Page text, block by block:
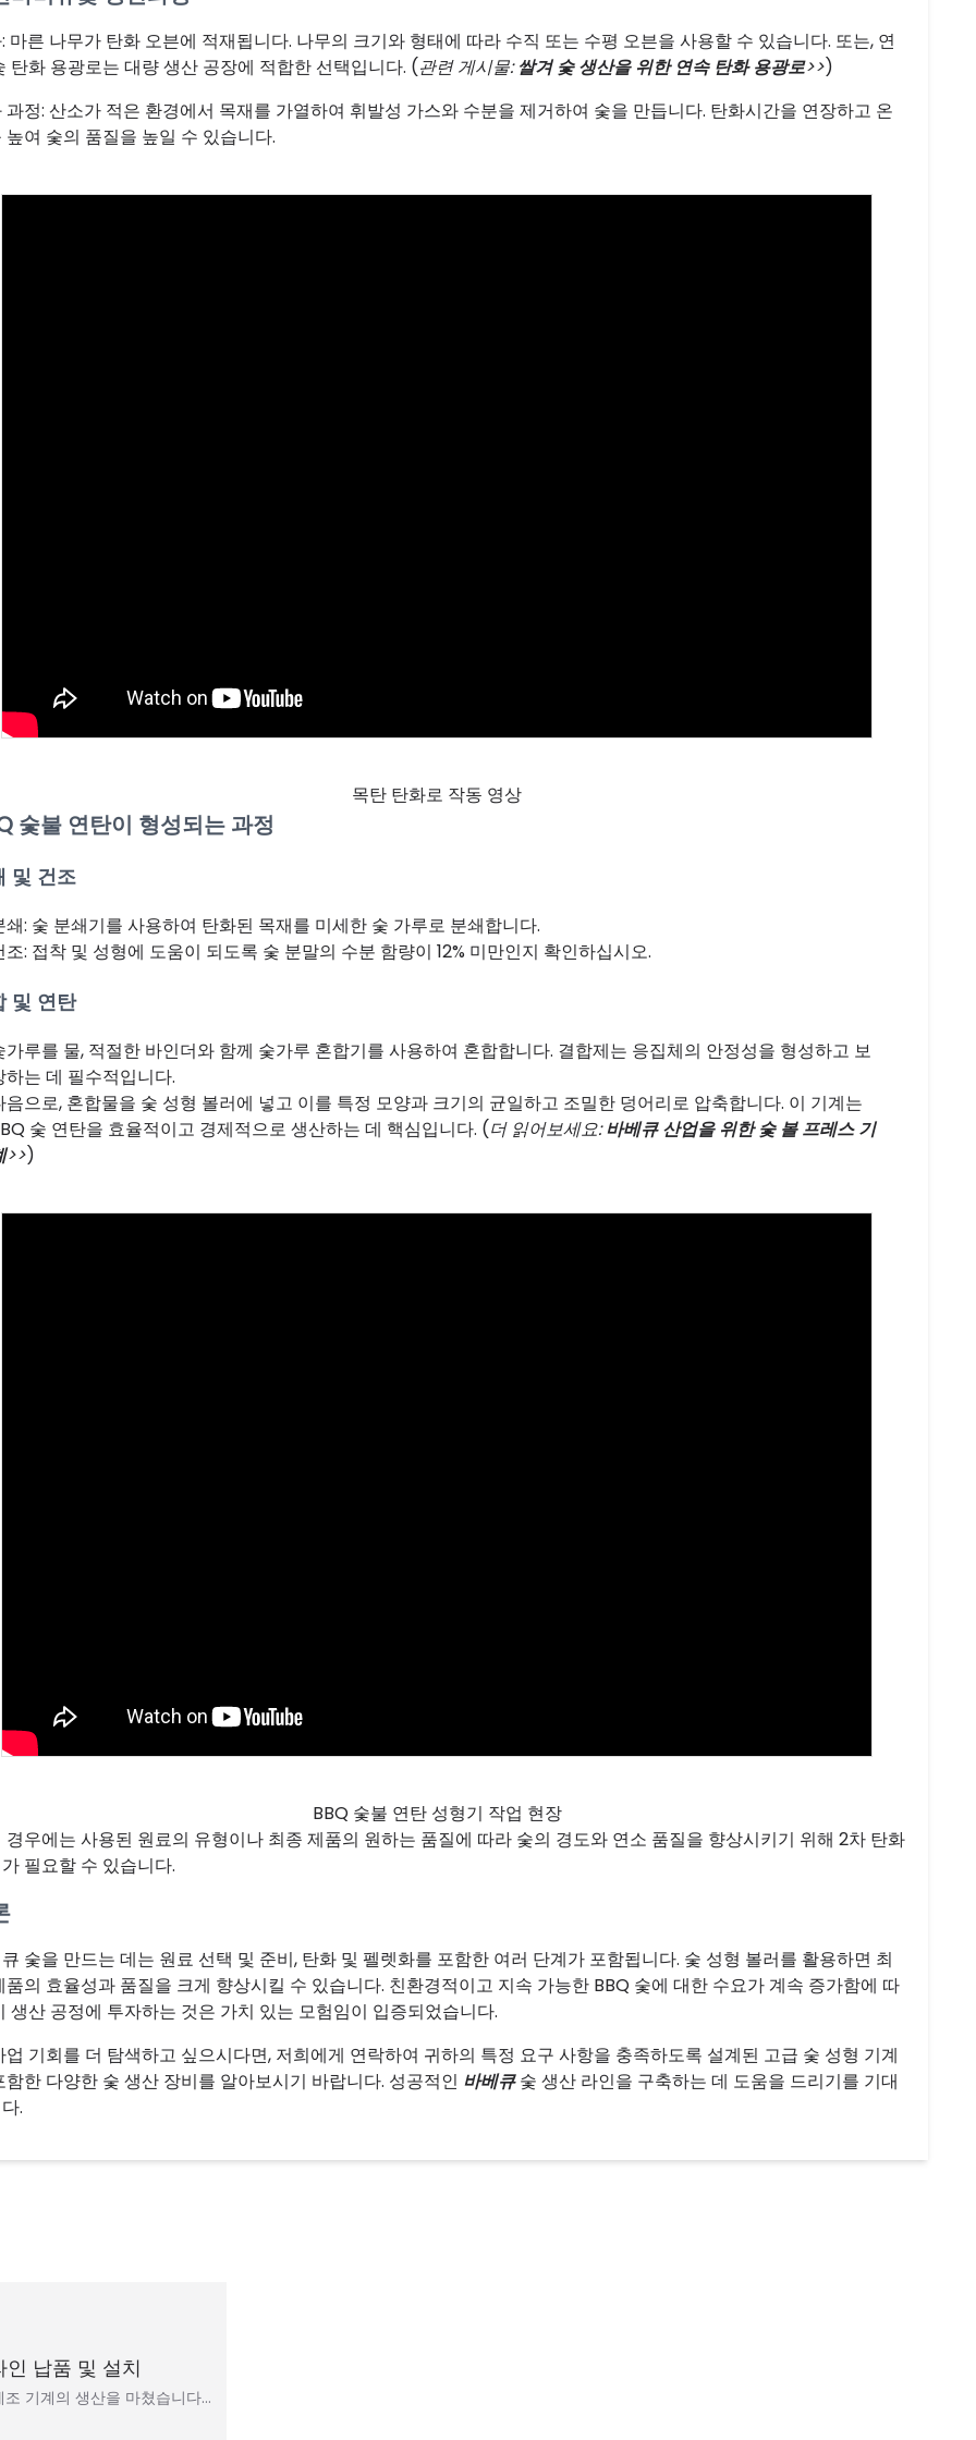
마른 나무가 탄화 오븐에 적재됩니다. 나무의 크기와 형태에 따라 수직 또는 수평 오븐을 사용할 수 있습니다. 또는, 연
탄화 용광로는 대량 생산 공장에 적합한 선택입니다. (관련 게시물: 쌀겨 숯 생산을 위한 연속 탄화 용광로>>)
과정: 산소가 적은 환경에서 목재를 가열하여 휘발성 가스와 수분을 제거하여 숯을 만듭니다. 탄화시간을 연장하고 온
높여 숯의 품질을 높일 수 있습니다.
목탄 탄화로 작동 영상
숯불 연탄이 형성되는 과정
및 건조
쇄: 숯 분쇄기를 사용하여 탄화된 목재를 미세한 숯 가루로 분쇄합니다.
조: 접착 및 성형에 도움이 되도록 숯 분말의 수분 함량이 12% 미만인지 확인하십시오.
및 연탄
가루를 물, 적절한 바인더와 함께 숯가루 혼합기를 사용하여 혼합합니다. 결합제는 응집체의 안정성을 형성하고 보
하는 데 필수적입니다.
음으로, 혼합물을 숯 성형 볼러에 넣고 이를 특정 모양과 크기의 균일하고 조밀한 덩어리로 압축합니다. 이 기계는
숯 연탄을 효율적이고 경제적으로 생산하는 데 핵심입니다. (더 읽어보세요: 바베큐 산업을 위한 숯 볼 프레스 기
>>)
BBQ 숯불 연탄 성형기 작업 현장
경우에는 사용된 원료의 유형이나 최종 제품의 원하는 품질에 따라 숯의 경도와 연소 품질을 향상시키기 위해 2차 탄화
필요할 수 있습니다.
숯을 만드는 데는 원료 선택 및 준비, 탄화 및 펠렛화를 포함한 여러 단계가 포함됩니다. 숯 성형 볼러를 활용하면 최
품의 효율성과 품질을 크게 향상시킬 수 있습니다. 친환경적이고 지속 가능한 BBQ 숯에 대한 수요가 계속 증가함에 따
생산 공정에 투자하는 것은 가치 있는 모험임이 입증되었습니다.
업 기회를 더 탐색하고 싶으시다면, 저희에게 연락하여 귀하의 특정 요구 사항을 충족하도록 설계된 고급 숯 성형 기계
함한 다양한 숯 생산 장비를 알아보시기 바랍니다. 성공적인 바베큐숯 생산 라인을 구축하는 데 도움을 드리기를 기대
.
납품 및 설치
기계의 생산을 마쳤습니다…